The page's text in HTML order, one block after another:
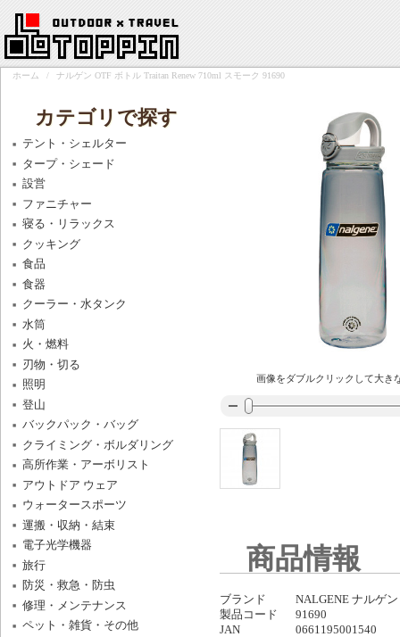
ホーム / ナルゲン OTF ボトル Traitan Renew 710ml スモーク 91690
画像をダブルクリックして大き
商品情報
ブランド
NALGENE ナルゲン
製品コード
91690
JAN
0661195001540
カテゴリで探す
テント・シェルター
タープ・シェード
設営
ファニチャー
寝る・リラックス
クッキング
食品
食器
クーラー・水タンク
水筒
火・燃料
刃物・切る
照明
登山
バックパック・バッグ
クライミング・ボルダリング
高所作業・アーボリスト
アウトドア ウェア
ウォータースポーツ
運搬・収納・結束
電子光学機器
旅行
防災・救急・防虫
修理・メンテナンス
ペット・雑貨・その他